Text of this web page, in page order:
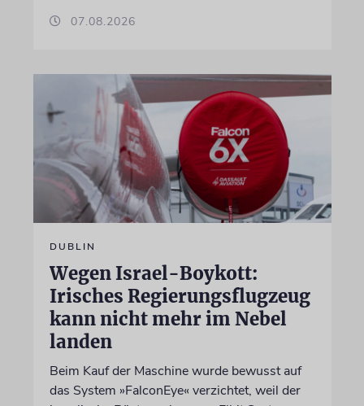
07.08.2026
DUBLIN
Wegen Israel-Boykott:
Irisches Regierungsflugzeug
kann nicht mehr im Nebel
landen
Beim Kauf der Maschine wurde bewusst auf
das System »FalconEye« verzichtet, weil der